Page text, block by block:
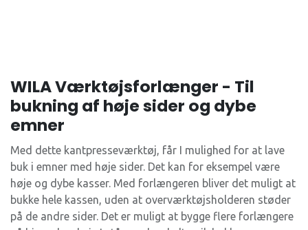
WILA Værktøjsforlænger - Til
bukning af høje sider og dybe
emner
Med dette kantpresseværktøj, får I mulighed for at lave
buk i emner med høje sider. Det kan for eksempel være
høje og dybe kasser. Med forlængeren bliver det muligt at
bukke hele kassen, uden at overværktøjsholderen støder
på de andre sider. Det er muligt at bygge flere forlængere